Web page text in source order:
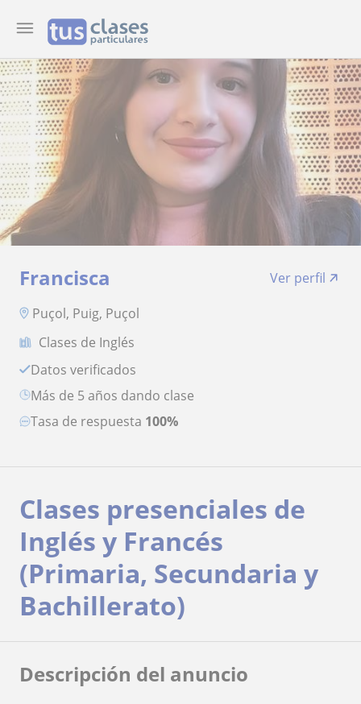
Francisca
Ver perfil
Puçol, Puig, Puçol
Clases de Inglés
Datos verificados
más de 5 años dando clase
Tasa de respuesta 100%
Clases presenciales de
Inglés y Francés
(Primaria, Secundaria y
Bachillerato)
Descripción del anuncio